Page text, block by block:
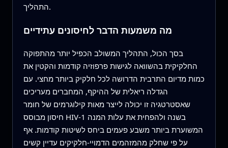
התהליך.
מה משמעות הדבר לחיסונים עתידיים
בסך הכול, התהליך המשולב הכפיל יותר מהתפוקה
החלקיקית בהשוואה לגישות פרפוזיה קודמות והקטין את
כמות מדיום התרבית הדרושה לכל חלקיק ביותר מחצי. עם
הגדלה ריאלית של ההיקף, המחברים מעריכים
שאסטרטגיה זו יכולה לייצר מאות קילוגרמים של חומר
חיסון מבוסס HIV-1 בשנה ולהפחית את עלות המנה
המשוערת ביותר משבע פעמים ביחס לשיטות קודמות. אף
על פי שחלק מהמזהמים הדמויי-חלקיקים עדיין קשים